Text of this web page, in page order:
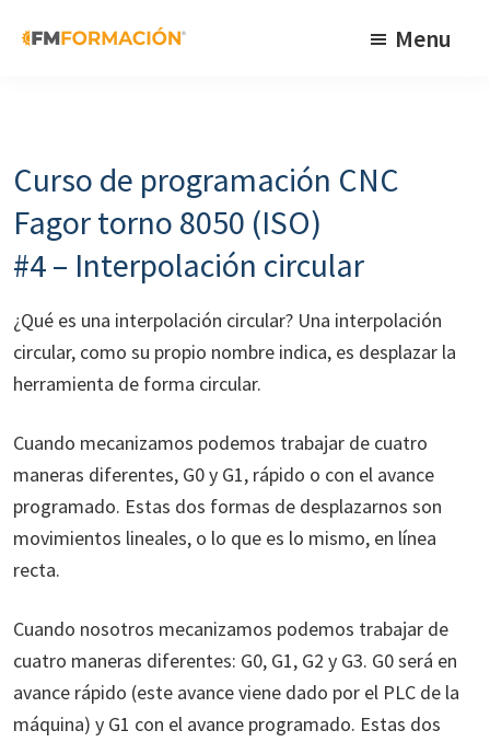
mecánica
Menu
Curso de programación CNC
Fagor torno 8050 (ISO)
#4 – Interpolación circular
¿Qué es una interpolación circular? Una interpolación
circular, como su propio nombre indica, es desplazar la
herramienta de forma circular.
Cuando mecanizamos podemos trabajar de cuatro
maneras diferentes, G0 y G1, rápido o con el avance
programado. Estas dos formas de desplazarnos son
movimientos lineales, o lo que es lo mismo, en línea
recta.
Cuando nosotros mecanizamos podemos trabajar de
cuatro maneras diferentes: G0, G1, G2 y G3. G0 será en
avance rápido (este avance viene dado por el PLC de la
máquina) y G1 con el avance programado. Estas dos